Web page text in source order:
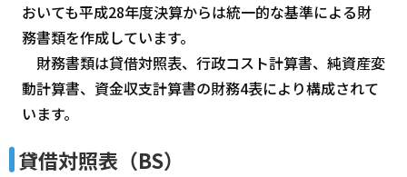
おいても平成28年度決算からは統一的な基準による財
務書類を作成しています。
財務書類は貸借対照表、行政コスト計算書、純資産変
動計算書、資金収支計算書の財務4表により構成されて
います。
貸借対照表（BS）